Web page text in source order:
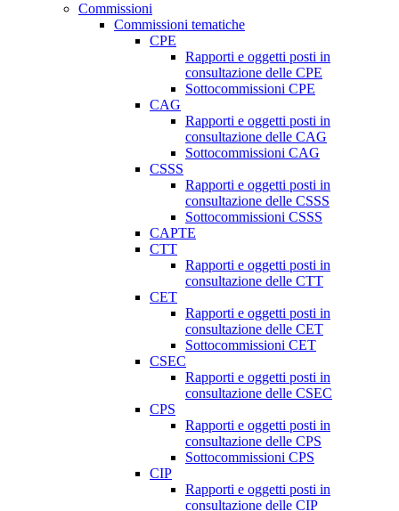
Commissioni
Commissioni tematiche
CPE
Rapporti e oggetti posti in
consultazione delle CPE
Sottocommissioni CPE
CAG
Rapporti e oggetti posti in
consultazione delle CAG
Sottocommissioni CAG
CSSS
Rapporti e oggetti posti in
consultazione delle CSSS
Sottocommissioni CSSS
CAPTE
CTT
Rapporti e oggetti posti in
consultazione delle CTT
CET
Rapporti e oggetti posti in
consultazione delle CET
Sottocommissioni CET
CSEC
Rapporti e oggetti posti in
consultazione delle CSEC
CPS
Rapporti e oggetti posti in
consultazione delle CPS
Sottocommissioni CPS
CIP
Rapporti e oggetti posti in
consultazione delle CIP